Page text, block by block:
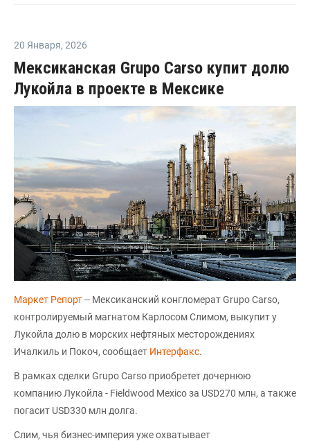
20 Января, 2026
Мексиканская Grupo Carso купит долю
Лукойла в проекте в Мексике
Маркет Репорт-- Мексиканский конгломерат Grupo Carso,
контролируемый магнатом Карлосом Слимом, выкупит у
Лукойла долю в морских нефтяных месторождениях
Ичалкиль и Покоч, сообщает Интерфакс.
В рамках сделки Grupo Carso приобретет дочернюю
компанию Лукойла - Fieldwood Mexico за USD270 млн, а также
погасит USD330 млн долга.
Слим, чья бизнес-империя уже охватывает